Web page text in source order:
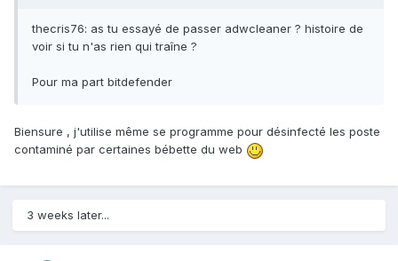
thecris76: as tu essayé de passer adwcleaner ? histoire de
voir si tu n'as rien qui traîne ?
Pour ma part bitdefender
Biensure , j'utilise même se programme pour désinfecté les poste
contaminé par certaines bébette du web
3 weeks later...